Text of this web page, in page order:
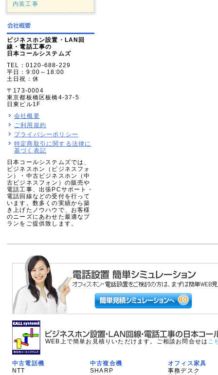
内装工事
ビジネスホン設置・LAN回
線・電話工事の
日本コールシステムズ
TEL：0120-688-229
平日：9:00～18:00
土日祝：休
〒173-0004
東京都板橋区板橋4-37-5
日東ビル1F
会社概要
ご利用規約
プライバシーポリシー
特定商取引に関する法律に
基づく表記
日本コールシステムズでは、
ビジネスホン（ビジネスフォ
ン）・中古ビジネスホン（中
古ビジネスフォン）の販売や
電話工事、出張PCサポート・
電話回線などの受付を行って
います。数多くの実績から築
き上げたノウハウで、お客様
のニーズにあわせた最適なプ
ランをご提供致します。
WEB上で簡単お見積りいただけます。ご相談お問合せは こ
中古電話機
NTT
中古複合機
SHARP
オフィス家具
事務デスク